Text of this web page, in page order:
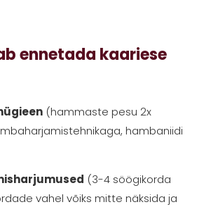
ennetada kaariese
(hammaste pesu 2x
hambaniidi
(3-4 söögikorda
vahel võiks mitte näksida ja